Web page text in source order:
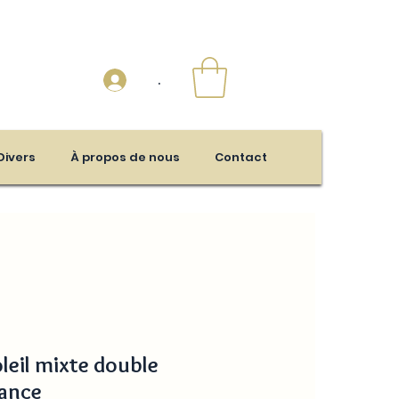
.
À propos de nous Contact
mixte double